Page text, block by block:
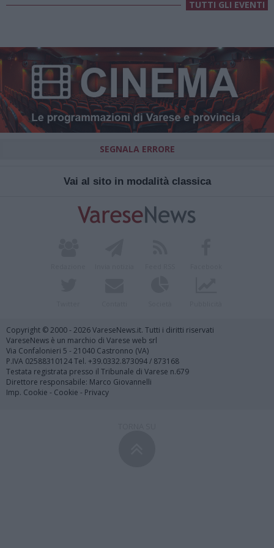
TUTTI GLI EVENTI
SEGNALA ERRORE
Vai al sito in modalità classica
Copyright © 2000 - 2026 VareseNews.it. Tutti i diritti riservati
VareseNews è un marchio di Varese web srl
Via Confalonieri 5 - 21040 Castronno (VA)
P.IVA 02588310124 Tel. +39.0332.873094 / 873168
Testata registrata presso il Tribunale di Varese n.679
Direttore responsabile: Marco Giovannelli
Imp. Cookie - Cookie - Privacy